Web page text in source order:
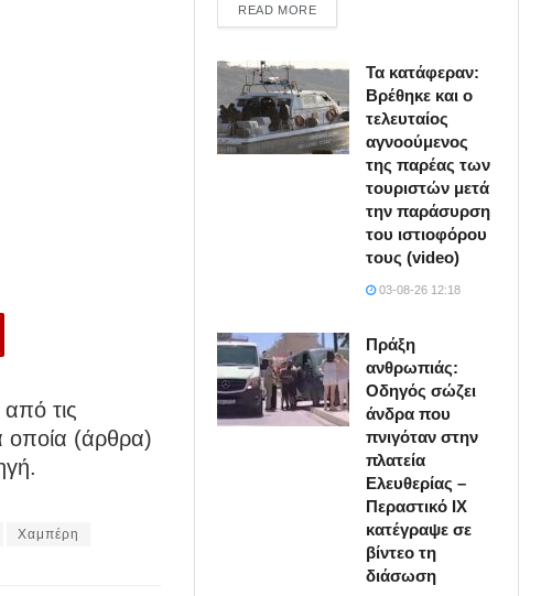
τις
οποία (άρθρα)
Χαμπέρη
READ MOREDETAILS
Τα κατάφεραν:
Βρέθηκε και ο
τελευταίος
αγνοούμενος
της παρέας των
τουριστών μετά
την παράσυρση
του ιστιοφόρου
τους (video)
03-08-26 12:18
Πράξη
ανθρωπιάς:
Οδηγός σώζει
άνδρα που
πνιγόταν στην
πλατεία
Ελευθερίας –
Περαστικό ΙΧ
κατέγραψε σε
βίντεο τη
διάσωση